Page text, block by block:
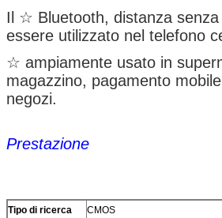
Il ☆ Bluetooth, distanza
essere utilizzato nel telefono
☆ ampiamente usato in
magazzino, pagamento
negozi.
Prestazione
Tipo di ricerca CMOS